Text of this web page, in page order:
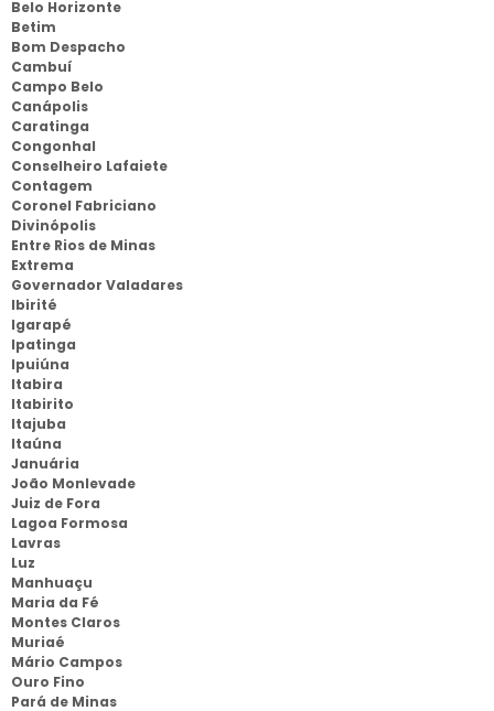
Belo Horizonte
Betim
Bom Despacho
Cambuí
Campo Belo
Canápolis
Caratinga
Congonhal
Conselheiro Lafaiete
Contagem
Coronel Fabriciano
Divinópolis
Entre Rios de Minas
Extrema
Governador Valadares
Ibirité
Igarapé
Ipatinga
Ipuiúna
Itabira
Itabirito
Itajuba
Itaúna
Januária
João Monlevade
Juiz de Fora
Lagoa Formosa
Lavras
Luz
Manhuaçu
Maria da Fé
Montes Claros
Muriaé
Mário Campos
Ouro Fino
Pará de Minas